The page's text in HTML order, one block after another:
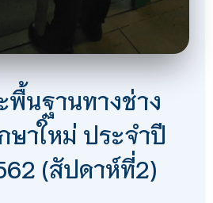
นฐานทางช่าง
าใหม่ ประจำปี
(สัปดาห์ที่2)